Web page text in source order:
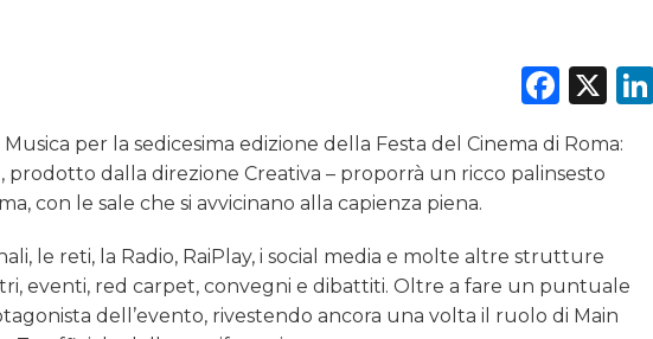
PREVISIONI/SCENARI
NORMATIVE
TREND
CASE HISTORY
X
per la sedicesima edizione della Festa del Cinema di Roma:
prodotto dalla direzione Creativa – proporrà un ricco palinsesto
con le sale che si avvicinano alla capienza piena.
le reti, la Radio, RaiPlay, i social media e molte altre strutture
eventi, red carpet, convegni e dibattiti. Oltre a fare un puntuale
dell’evento, rivestendo ancora una volta il ruolo di Main